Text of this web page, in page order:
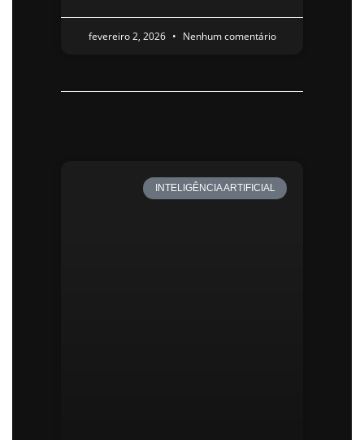
fevereiro 2, 2026 Nenhum comentário
INTELIGÊNCIA ARTIFICIAL